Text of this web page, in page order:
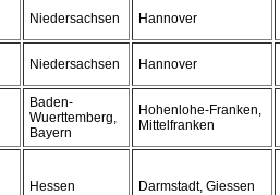
Niedersachsen Hannover
Niedersachsen Hannover
Baden-
Wuerttemberg,
Bayern
Hohenlohe-Franken,
Mittelfranken
Hessen Darmstadt, Giessen